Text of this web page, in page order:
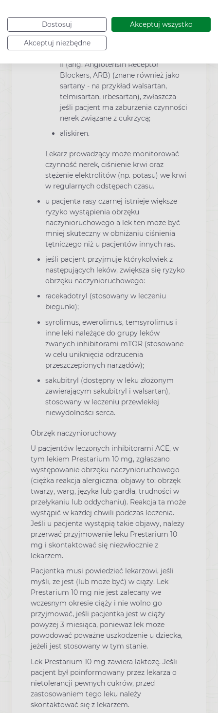
Dostosuj Akceptuj wszystko
Akceptuj niezbędne
pacjent przyjmuje którykolwiek z
poniższych leków, stosowanych w
leczeniu wysokiego ciśnienia krwi:
II (ang. Angiotensin Receptor
Blockers, ARB) (znane również jako
sartany - na przykład walsartan,
telmisartan, irbesartan), zwłaszcza
jeśli pacjent ma zaburzenia czynności
nerek związane z cukrzycą;
aliskiren.
Lekarz prowadzący może monitorować
czynność nerek, ciśnienie krwi oraz
stężenie elektrolitów (np. potasu) we krwi
w regularnych odstępach czasu.
u pacjenta rasy czarnej istnieje większe
ryzyko wystąpienia obrzęku
naczynioruchowego a lek ten może być
mniej skuteczny w obniżaniu ciśnienia
tętniczego niż u pacjentów innych ras.
jeśli pacjent przyjmuje którykolwiek z
następujących leków, zwiększa się ryzyko
obrzęku naczynioruchowego:
racekadotryl (stosowany w leczeniu
biegunki);
syrolimus, ewerolimus, temsyrolimus i
inne leki należące do grupy leków
zwanych inhibitorami mTOR (stosowane
w celu uniknięcia odrzucenia
przeszczepionych narządów);
sakubitryl (dostępny w leku złożonym
zawierającym sakubitryl i walsartan),
stosowany w leczeniu przewlekłej
niewydolności serca.
Obrzęk naczynioruchowy
U pacjentów leczonych inhibitorami ACE, w
tym lekiem Prestarium 10 mg, zgłaszano
występowanie obrzęku naczynioruchowego
(ciężka reakcja alergiczna; objawy to: obrzęk
twarzy, warg, języka lub gardła, trudności w
przełykaniu lub oddychaniu). Reakcja ta może
wystąpić w każdej chwili podczas leczenia.
Jeśli u pacjenta wystąpią takie objawy, należy
przerwać przyjmowanie leku Prestarium 10
mg i skontaktować się niezwłocznie z
lekarzem.
Pacjentka musi powiedzieć lekarzowi, jeśli
myśli, że jest (lub może być) w ciąży. Lek
Prestarium 10 mg nie jest zalecany we
wczesnym okresie ciąży i nie wolno go
przyjmować, jeśli pacjentka jest w ciąży
powyżej 3 miesiąca, ponieważ lek może
powodować poważne uszkodzenie u dziecka,
jeżeli jest stosowany w tym stanie.
Lek Prestarium 10 mg zawiera laktozę. Jeśli
pacjent był poinformowany przez lekarza o
nietolerancji pewnych cukrów, przed
zastosowaniem tego leku należy
skontaktować się z lekarzem.